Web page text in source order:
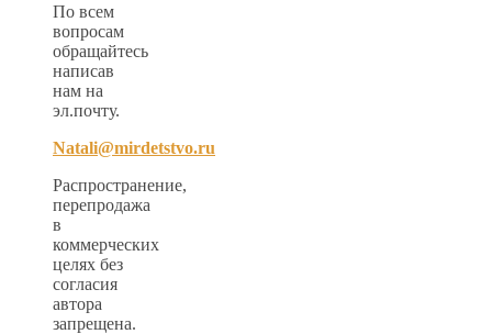
По всем
вопросам
обращайтесь
написав
нам на
эл.почту.
Natali@mirdetstvo.ru
Распространение,
перепродажа
в
коммерческих
целях без
согласия
автора
запрещена.